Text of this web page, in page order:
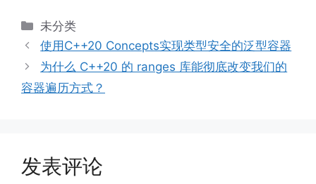
分
类
未分类
使用C++20 Concepts实现类型安全的泛型容器
为什么 C++20 的 ranges 库能彻底改变我们的
容器遍历方式？
发表评论